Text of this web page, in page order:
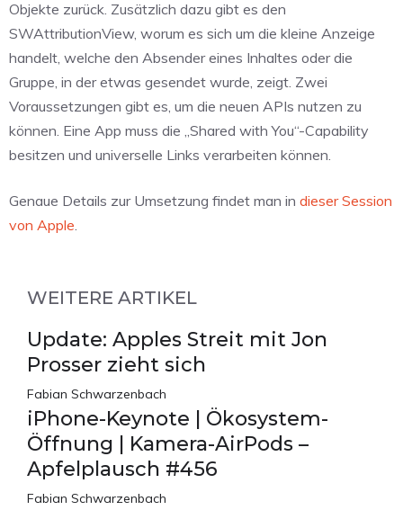
Objekte zurück. Zusätzlich dazu gibt es den
SWAttributionView, worum es sich um die kleine Anzeige
handelt, welche den Absender eines Inhaltes oder die
Gruppe, in der etwas gesendet wurde, zeigt. Zwei
Voraussetzungen gibt es, um die neuen APIs nutzen zu
können. Eine App muss die „Shared with You“-Capability
besitzen und universelle Links verarbeiten können.
Genaue Details zur Umsetzung findet man in dieser Session
von Apple.
WEITERE ARTIKEL
Update: Apples Streit mit Jon
Prosser zieht sich
Fabian Schwarzenbach
iPhone-Keynote | Ökosystem-
Öffnung | Kamera-AirPods –
Apfelplausch #456
Fabian Schwarzenbach